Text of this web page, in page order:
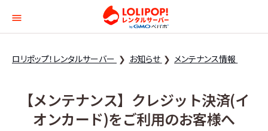
ロリポップ！レンタル
ロリポップ！レンタルサーバー お知らせ メンテナンス情報
【メンテナンス】クレジット決済(イ
オンカード)をご利用のお客様へ